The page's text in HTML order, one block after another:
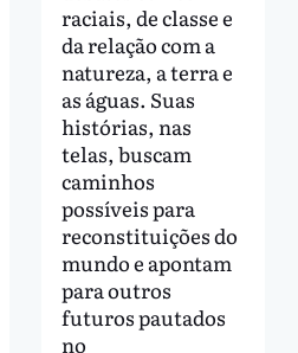
raciais, de classe e
da relação com a
natureza, a terra e
as águas. Suas
histórias, nas
telas, buscam
caminhos
possíveis para
reconstituições do
mundo e apontam
para outros
futuros pautados
no